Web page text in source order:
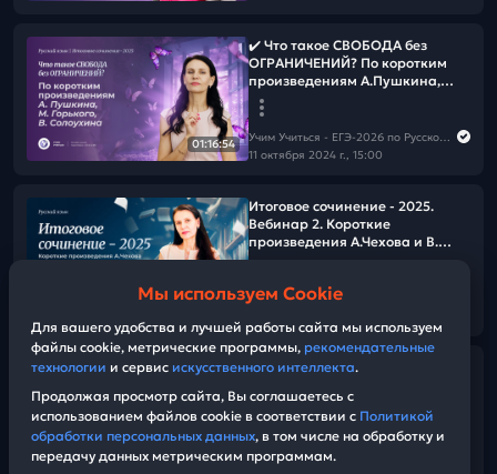
01:16:54
✔️ Что такое СВОБОДА без
ОГРАНИЧЕНИЙ? По коротким
произведениям А.Пушкина,
М.Горького, В.Солоухина.
Учим Учиться - ЕГЭ-2026 по Русскому языку | ЕГЭ 2026
11 октября 2024 г., 15:00
01:33:43
Итоговое сочинение - 2025.
Вебинар 2. Короткие
произведения А.Чехова и В.
01:27:18
СТАРТ годового курса | Как
| Учим Учиться: Русский язык
Мы используем Cookie
Для вашего удобства и лучшей работы сайта мы используем
файлы cookie, метрические программы, рекомендательные
технологии и сервис искусственного интеллекта.
Продолжая просмотр сайта, Вы соглашаетесь с
использованием файлов cookie в соответствии с Политикой
обработки персональных данных, в том числе на обработку и
передачу данных метрическим программам.